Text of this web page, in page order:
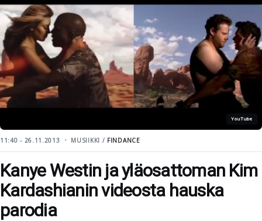
YouTube
11:40 - 26.11.2013 MUSIIKKI / FINDANCE
Kanye Westin ja yläosattoman Kim
Kardashianin videosta hauska
parodia